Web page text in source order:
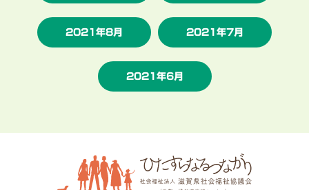
2021年8月 2021年7月
2021年6月